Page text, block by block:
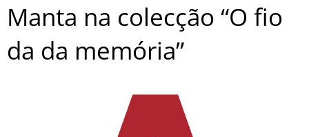
Manta na colecção “O fio
da da memória”